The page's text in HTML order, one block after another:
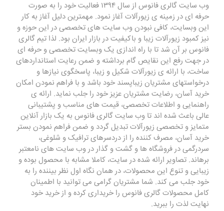
وب سایت گالری فانوس از سال ۱۳۹۴ فعالیت خود را به صورت
حرفه ای در زمینه ی زیورآلات آغاز نمود. مهمترین دلیل آغاز به کار
این وبسایت، کافی نبودن وب سایت های تخصصی در این حوزه و
نیز کمبود زیورآلات زیبا و باکیفیت در بازار ایران بود. لذا تیم گالری
فانوس بر آن شد تا با راه اندازی یک وبسایت تخصصی و حرفه ای
در جهت رفع این نقایص گام برداشته و ضمن رعایت استانداردهای
ساخت، با ارائه ی زیورآلات شکیل و زیبا، پاسخگوی نیازها و
درخواستهای مشتریان زیباپسند خود باشد و با فراهم نمودن امکان
خرید آسان، رضایت مشتریان عزیز خود را جلب نماید. ارائه ی
راهنمایی و اطلاعات تخصصی، قیمت های مناسب و پشتیبانی
عالی باعث شده اند تا وب سایت گالری فانوس به یک بازار آنلاین
متمایز و تخصصی زیورآلات تبدیل گردد و ضمن فراهم نمودن بستر
خرید آسان، مصرف کننده را از دردسرهای ترافیک و شلوغی،
سردرگمی در فروشگاه ها و گشت و گذار در وب سایت های نامعتبر
برهاند. تصاویر ارائه شده در سایت، کاملا مشابه با محصول بوده و
زیبایی و تنوع این محصولات، در همان نگاه اول نظر بیننده را به
خود جلب می کند. شما مشتریان گرامی می توانید با اطمینان
کامل محصولات گالری فانوس را خریداری کرده و از خرید خود
نهایت لذت را ببرید.